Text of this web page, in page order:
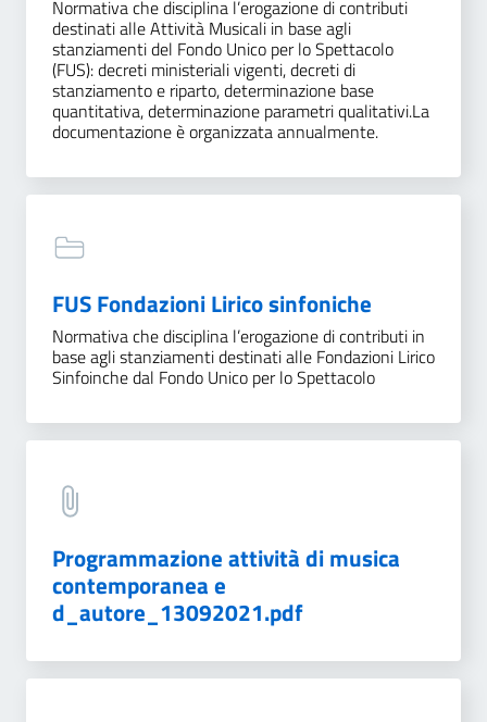
Normativa che disciplina l’erogazione di contributi
destinati alle Attività Musicali in base agli
stanziamenti del Fondo Unico per lo Spettacolo
(FUS): decreti ministeriali vigenti, decreti di
stanziamento e riparto, determinazione base
quantitativa, determinazione parametri qualitativi.La
documentazione è organizzata annualmente.
FUS Fondazioni Lirico sinfoniche
Normativa che disciplina l’erogazione di contributi in
base agli stanziamenti destinati alle Fondazioni Lirico
Sinfoinche dal Fondo Unico per lo Spettacolo
Programmazione attività di musica
contemporanea e
d_autore_13092021.pdf